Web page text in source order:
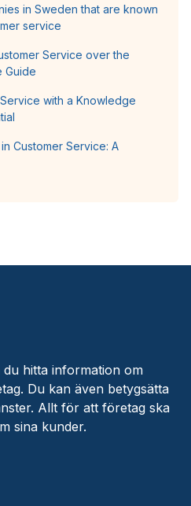
in Sweden that are known
service
Service over the
Guide
with a Knowledge
Customer Service: A
du hitta information om
Du kan även betygsätta
Allt för att företag ska
sina kunder.